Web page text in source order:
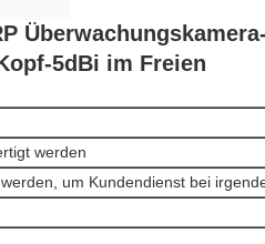
5dBi im Freien
werden
um Kundendienst bei